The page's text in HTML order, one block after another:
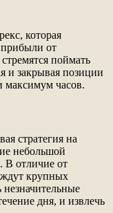
которая
от
поймать
и закрывая позиции
максимум часов.
стратегия на
небольшой
В отличие от
ждут крупных
дня, и извлечь